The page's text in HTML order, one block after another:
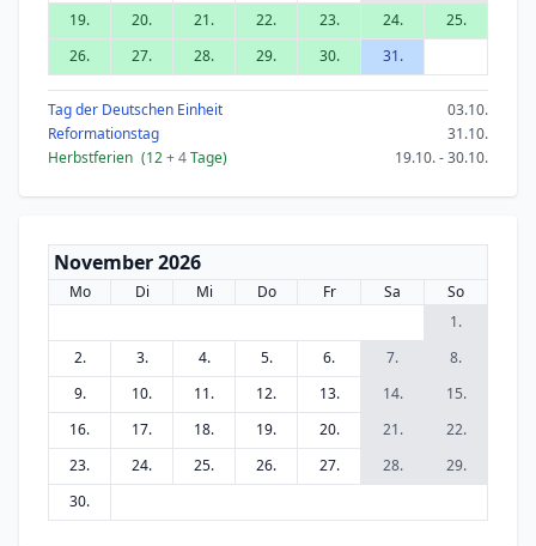
19.
20. 21. 22. 23. 24.
25.
26.
27. 28. 29. 30. 31.
Tag der Deutschen Einheit
03.10.
Reformationstag
31.10.
Herbstferien (12+ 4Tage) 19.10. - 30.10.
November 2026
Mo Di Mi Do Fr Sa
So
1.
2.
3. 4. 5. 6. 7.
8.
9.
10. 11. 12. 13. 14.
15.
16.
17. 18. 19. 20. 21.
22.
23.
24. 25. 26. 27. 28.
29.
30.